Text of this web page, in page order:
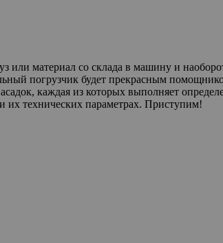
или материал со склада в машину и
погрузчик будет прекрасным
каждая из которых выполняет
их технических параметрах. Приступим!